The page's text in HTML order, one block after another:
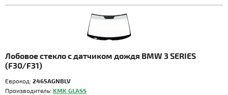
Лобовое стекло с датчиком дождя BMW 3 SERIES
(F30/F31)
Еврокод: 2465AGNBLV
Производитель: KMK GLASS